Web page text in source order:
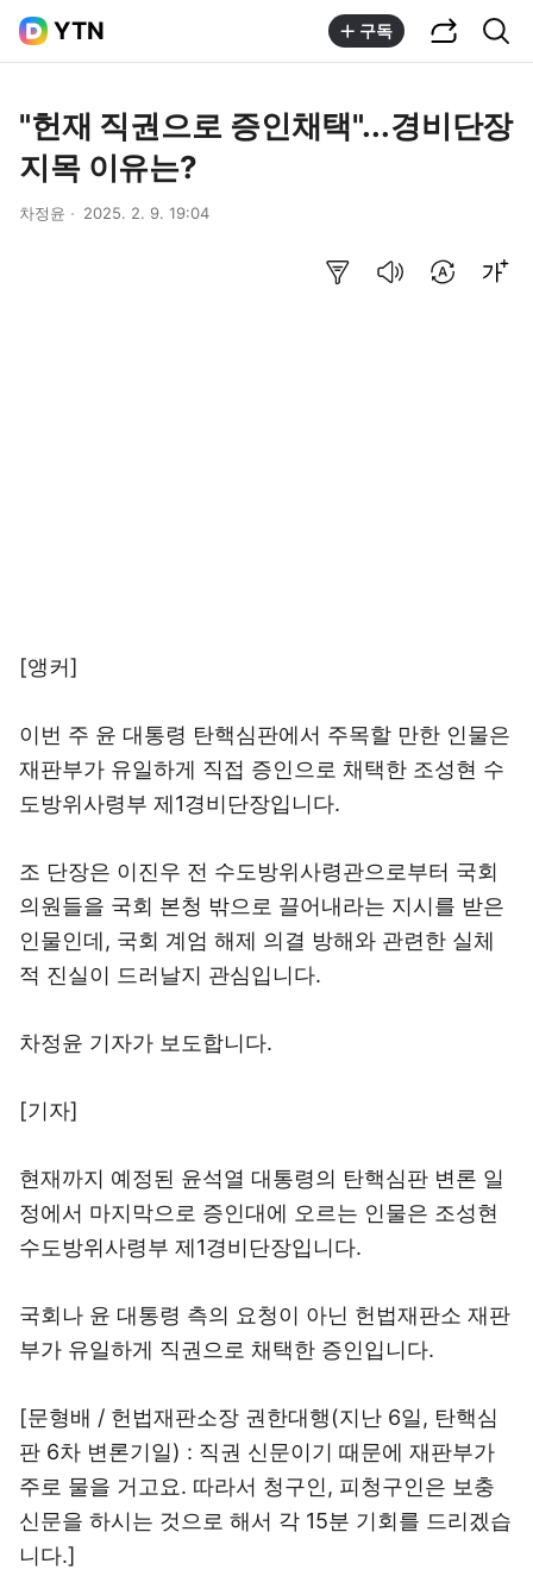
YTN 구독
"헌재 직권으로 증인채택"...경비단장
지목 이유는?
차정윤 2025. 2. 9. 19:04
[앵커]
이번 주 윤 대통령 탄핵심판에서 주목할 만한 인물은
재판부가 유일하게 직접 증인으로 채택한 조성현 수
도방위사령부 제1경비단장입니다.
조 단장은 이진우 전 수도방위사령관으로부터 국회
의원들을 국회 본청 밖으로 끌어내라는 지시를 받은
인물인데, 국회 계엄 해제 의결 방해와 관련한 실체
적 진실이 드러날지 관심입니다.
차정윤 기자가 보도합니다.
[기자]
현재까지 예정된 윤석열 대통령의 탄핵심판 변론 일
정에서 마지막으로 증인대에 오르는 인물은 조성현
수도방위사령부 제1경비단장입니다.
국회나 윤 대통령 측의 요청이 아닌 헌법재판소 재판
부가 유일하게 직권으로 채택한 증인입니다.
[문형배 / 헌법재판소장 권한대행(지난 6일, 탄핵심
판 6차 변론기일) : 직권 신문이기 때문에 재판부가
주로 물을 거고요. 따라서 청구인, 피청구인은 보충
신문을 하시는 것으로 해서 각 15분 기회를 드리겠습
니다.]